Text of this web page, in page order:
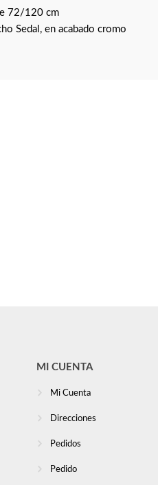
72/120 cm
Sedal, en acabado cromo
MI CUENTA
Mi Cuenta
Direcciones
Pedidos
Pedido